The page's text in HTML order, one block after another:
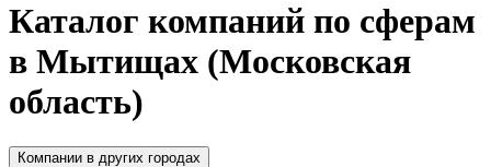
Каталог компаний по сферам
в Мытищах (Московская
область)
Компании в других городах